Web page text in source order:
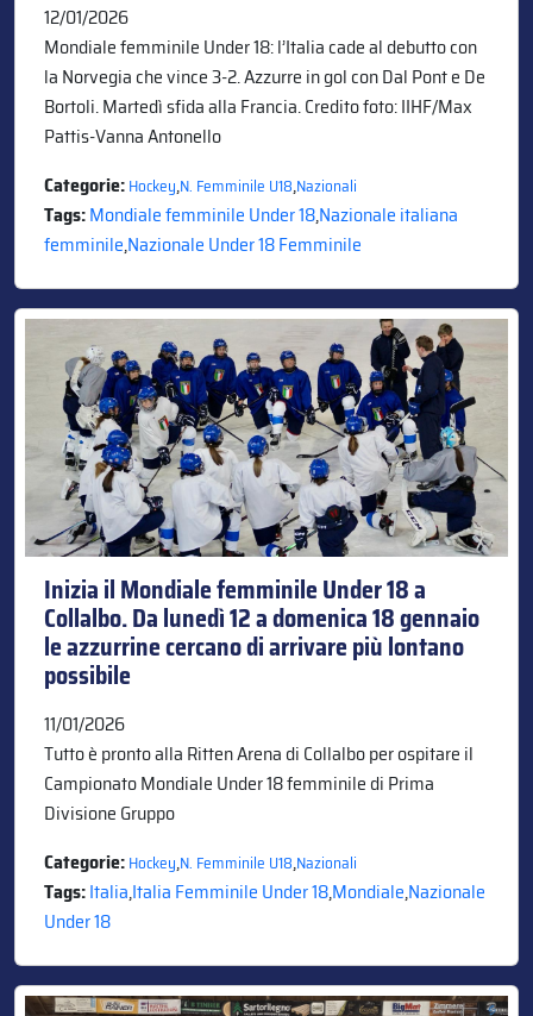
12/01/2026
Mondiale femminile Under 18: l’Italia cade al debutto con
la Norvegia che vince 3-2. Azzurre in gol con Dal Pont e De
Bortoli. Martedì sfida alla Francia. Credito foto: IIHF/Max
Pattis-Vanna Antonello
Categorie:Hockey,N. Femminile U18,Nazionali
Tags:Mondiale femminile Under 18,Nazionale italiana
femminile,Nazionale Under 18 Femminile
Inizia il Mondiale femminile Under 18 a
Collalbo. Da lunedì 12 a domenica 18 gennaio
le azzurrine cercano di arrivare più lontano
possibile
11/01/2026
Tutto è pronto alla Ritten Arena di Collalbo per ospitare il
Campionato Mondiale Under 18 femminile di Prima
Divisione Gruppo
Categorie:Hockey,N. Femminile U18,Nazionali
Tags:Italia,Italia Femminile Under 18,Mondiale,Nazionale
Under 18